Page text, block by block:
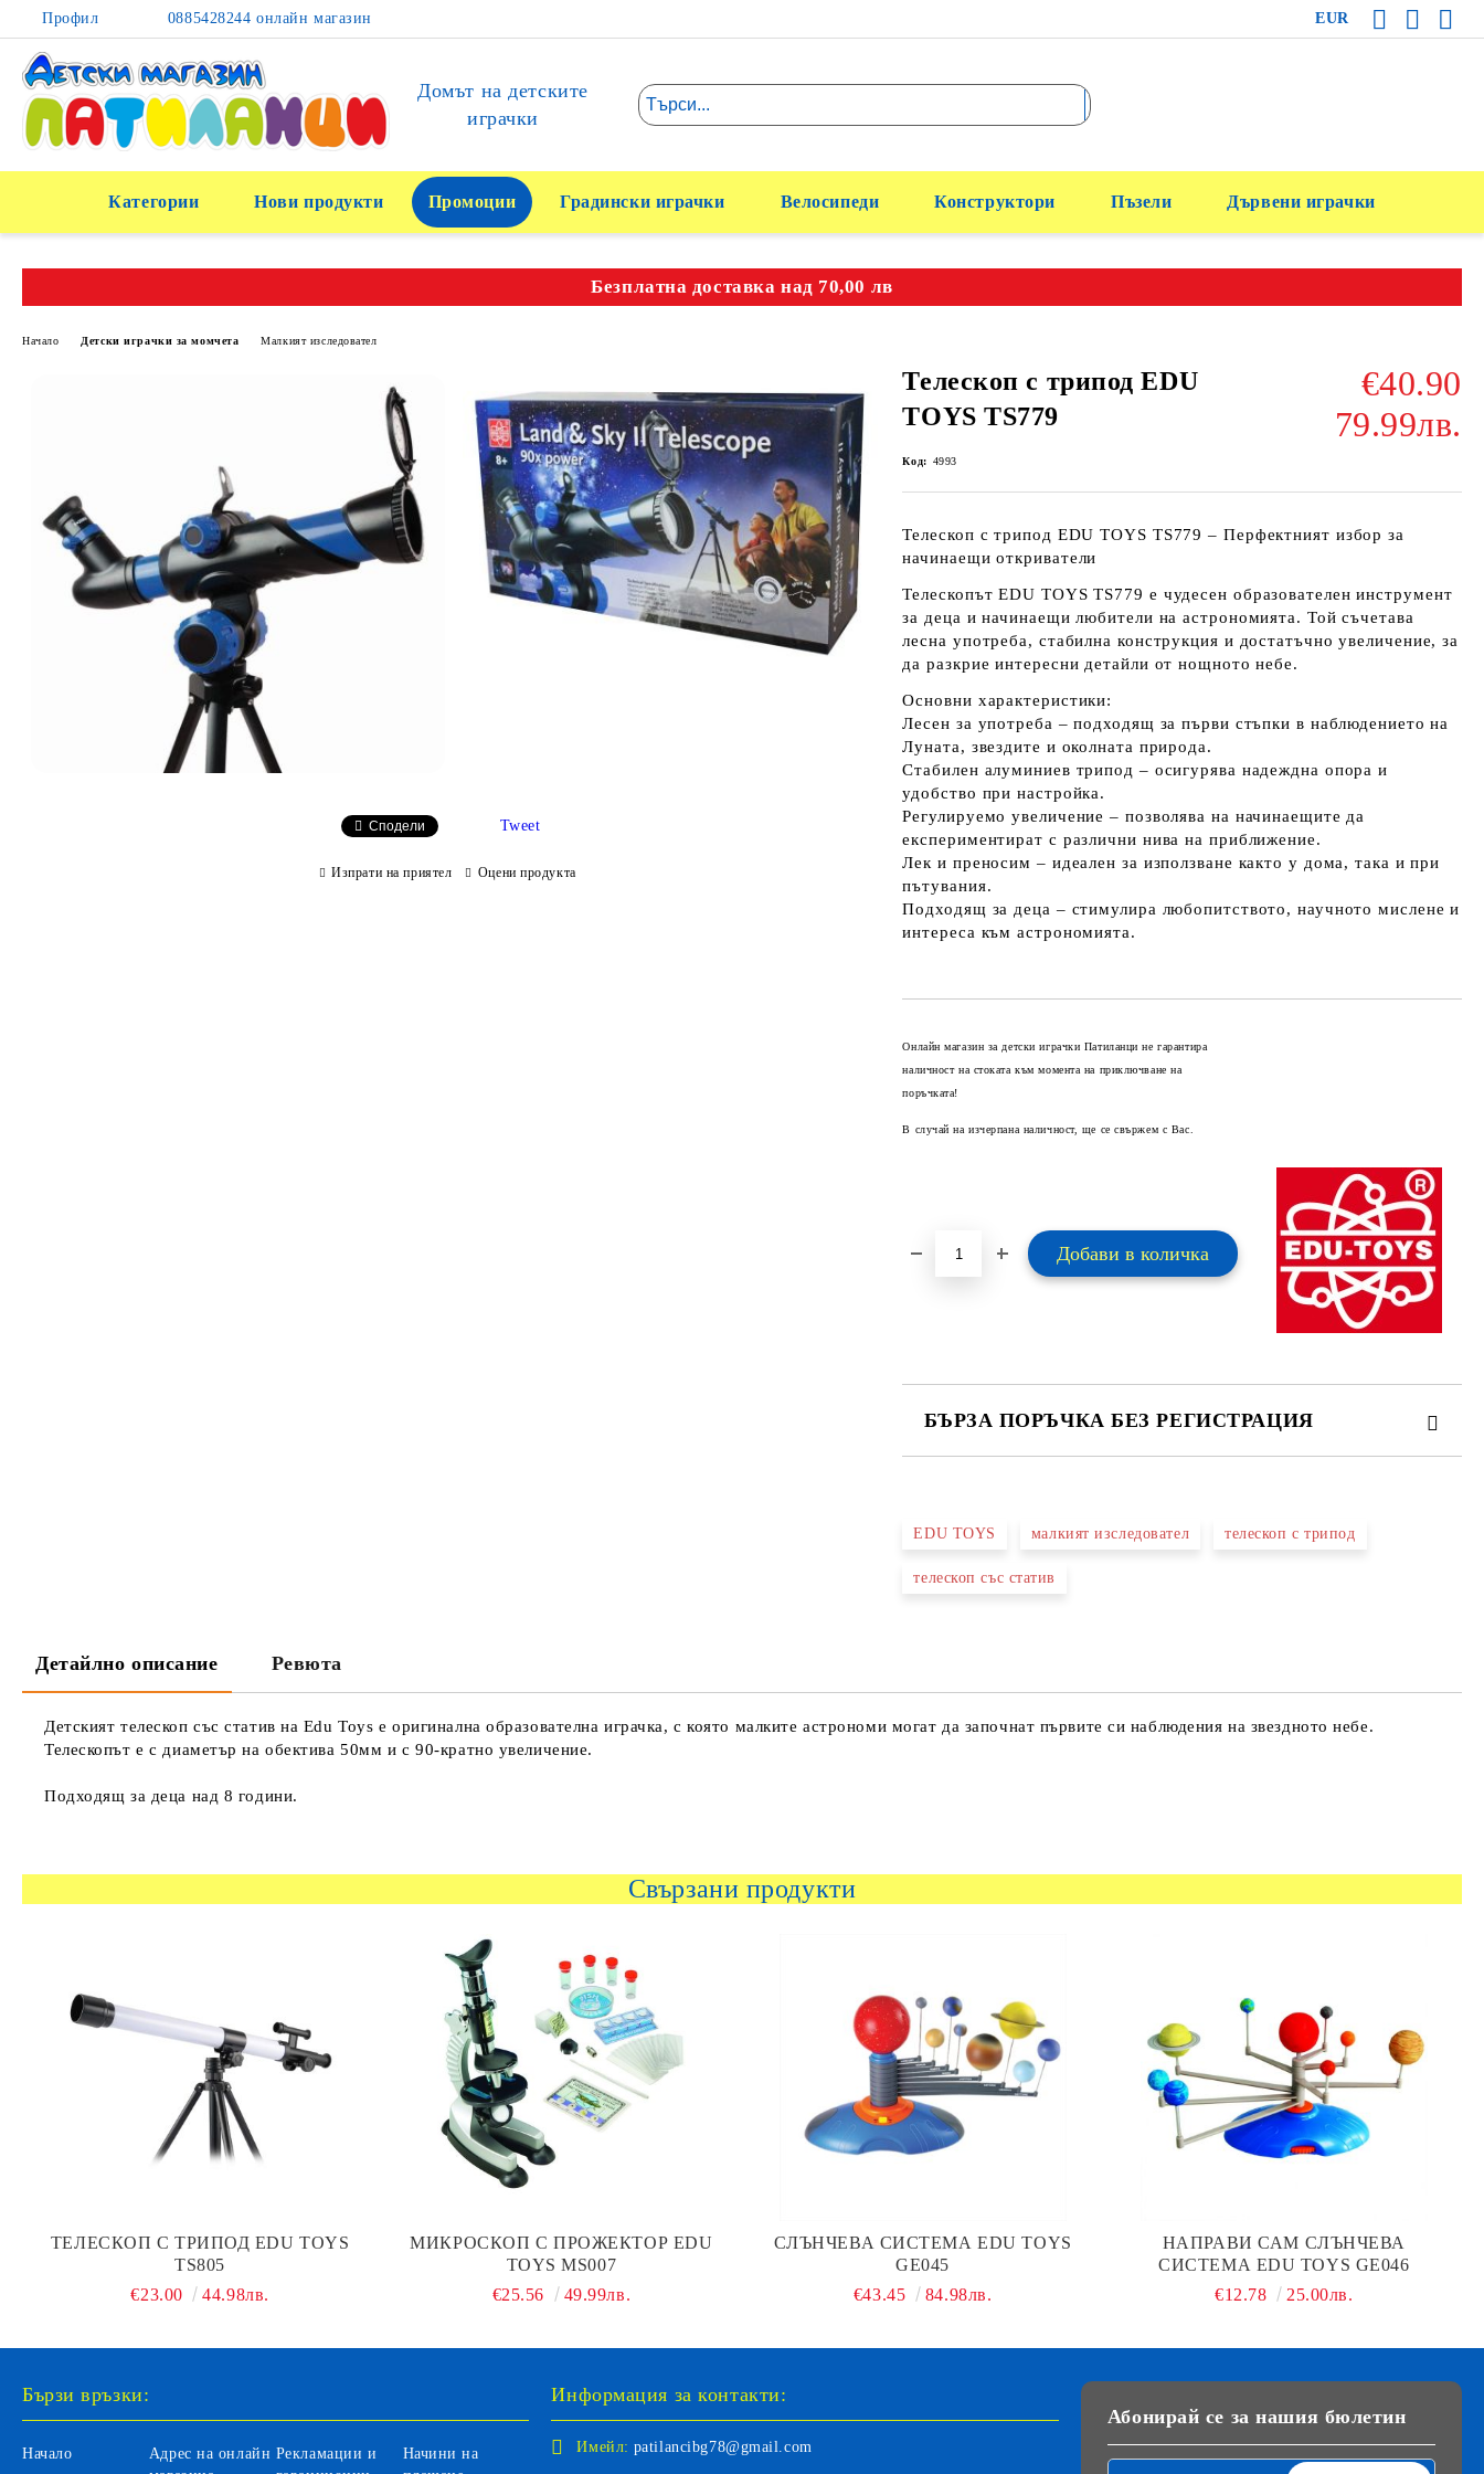
Профил 0885428244 онлайн магазин EUR
Домът на детските
играчки
Категории Нови продукти Промоции Градински играчки Велосипеди Конструктори Пъзели Дървени играчки
Безплатна доставка над 70,00 лв
Начало Детски играчки за момчета Малкият изследовател
Телескоп с трипод EDU
TOYS TS779
€40.90
79.99лв.
Код: 4993
Телескоп с трипод EDU TOYS TS779 – Перфектният избор за
начинаещи откриватели
ТелескопътEDU TOYS TS779 е чудесен образователен инструмент
за деца и начинаещи любители на астрономията. Той съчетава
лесна употреба, стабилна конструкция и достатъчно увеличение, за
да разкрие интересни детайли от нощното небе.
Основни характеристики:
Лесен за употреба – подходящ за първи стъпки в наблюдението на
Луната, звездите и околната природа.
Стабилен алуминиев трипод – осигурява надеждна опора и
удобство при настройка.
Регулируемо увеличение – позволява на начинаещите да
експериментират с различни нива на приближение.
Лек и преносим – идеален за използване както у дома, така и при
пътувания.
Подходящ за деца – стимулира любопитството, научното мислене и
интереса към астрономията.
Онлайн магазин за детски играчки Патиланци не гарантира
наличност на стоката към момента на приключване на
поръчката!
В случай на изчерпана наличност, ще се свържем с Вас.
БЪРЗА ПОРЪЧКА БЕЗ РЕГИСТРАЦИЯ
Ние ще се свържем с вас в рамките на работния ден.
EDU TOYS малкият изследовател телескоп с трипод
телескоп със статив
Сподели Tweet
Изпрати на приятел Оцени продукта
Детайлно описание Ревюта
Детският телескоп със статив на Edu Toys е оригинална образователна играчка, с която малките астрономи могат да започнат първите си наблюдения на звездното небе.
Телескопът е с диаметър на обектива 50мм и с 90-кратно увеличение.
Подходящ за деца над 8 години.
Свързани продукти
ТЕЛЕСКОП С ТРИПОД EDU TOYS
TS805
€23.00
44.98лв.
МИКРОСКОП С ПРОЖЕКТОР EDU
TOYS MS007
€25.56
49.99лв.
СЛЪНЧЕВА СИСТЕМА EDU TOYS
GE045
€43.45
84.98лв.
НАПРАВИ САМ СЛЪНЧЕВА
СИСТЕМА EDU TOYS GE046
€12.78
25.00лв.
Бързи връзки:
Начало
Адрес на онлайн Рекламации и
Начини на
Информация за контакти:
Имейл: patilancibg78@gmail.com
Абонирай се за нашия бюлетин